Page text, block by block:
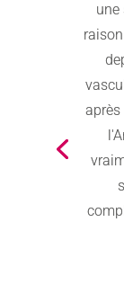
une
après